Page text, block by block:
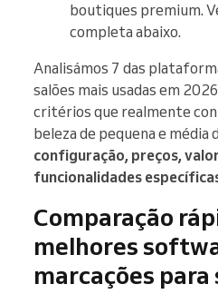
boutiques premium.
completa abaixo.
Analisámos 7 das
salões mais usadas em
critérios que realmente
beleza de pequena e média
configuração, preços,
funcionalidades
Comparação
melhores
marcações para